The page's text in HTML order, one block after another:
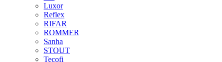
Luxor
Reflex
RIFAR
ROMMER
Sanha
STOUT
Tecofi